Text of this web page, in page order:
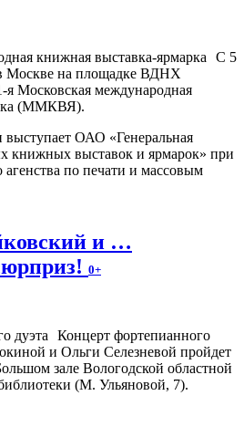
С 5
Москве на площадке ВДНХ
я Московская международная
(ММКВЯ).
выступает ОАО «Генеральная
книжных выставок и ярмарок» при
по печати и массовым
и …
0+
Концерт фортепианного
и Ольги Селезневой пройдет
зале Вологодской областной
(М. Ульяновой, 7).